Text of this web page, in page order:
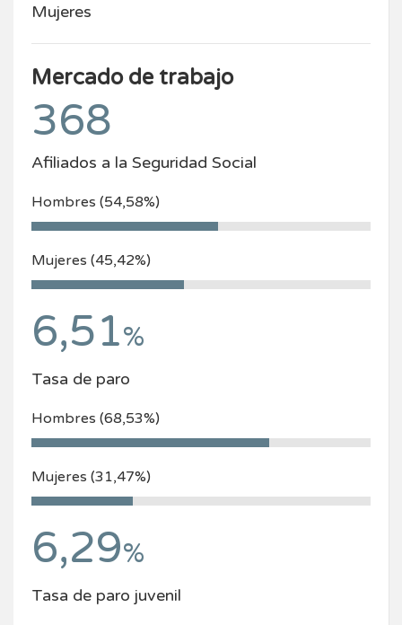
Mujeres
Mercado de trabajo
368
Afiliados a la Seguridad Social
Hombres (54,58%)
Mujeres (45,42%)
6,51%
Tasa de paro
Hombres (68,53%)
Mujeres (31,47%)
6,29%
Tasa de paro juvenil